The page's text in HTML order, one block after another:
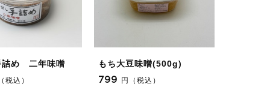
詰め 二年味噌
税込）
もち大豆味噌(500g)
799
円（税込）